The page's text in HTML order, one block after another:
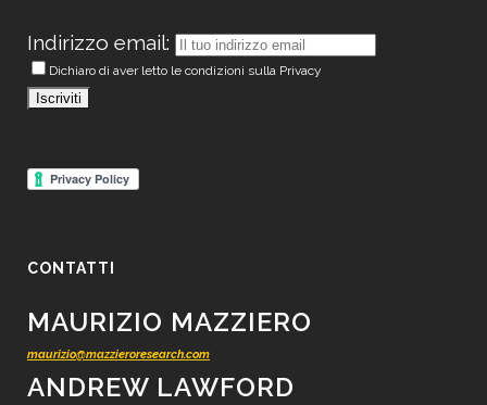
Indirizzo email:
Dichiaro di aver letto le condizioni sulla Privacy
CONTATTI
MAURIZIO MAZZIERO
maurizio@mazzieroresearch.com
ANDREW LAWFORD